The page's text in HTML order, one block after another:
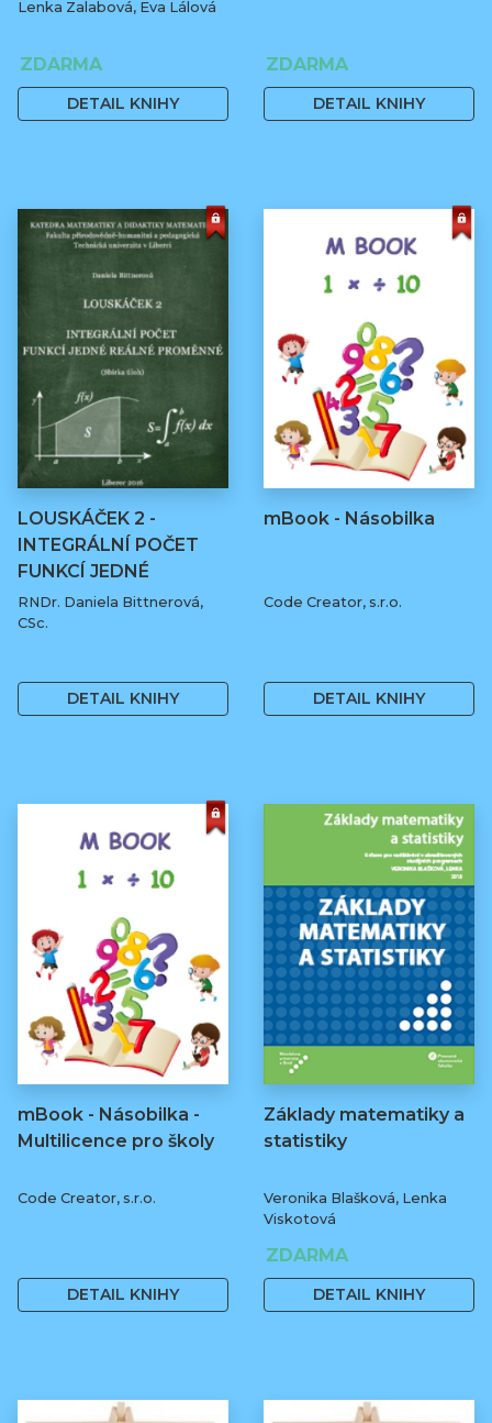
Lenka Zalabová, Eva Lálová
ZDARMA
DETAIL KNIHY
ZDARMA
DETAIL KNIHY
LOUSKÁČEK 2 -
INTEGRÁLNÍ POČET
FUNKCÍ JEDNÉ
REÁLNÉ…
RNDr. Daniela Bittnerová,
CSc.
DETAIL KNIHY
mBook - Násobilka
Code Creator, s.r.o.
DETAIL KNIHY
mBook - Násobilka -
Multilicence pro školy
Code Creator, s.r.o.
DETAIL KNIHY
Základy matematiky a
statistiky
Veronika Blašková, Lenka
Viskotová
ZDARMA
DETAIL KNIHY